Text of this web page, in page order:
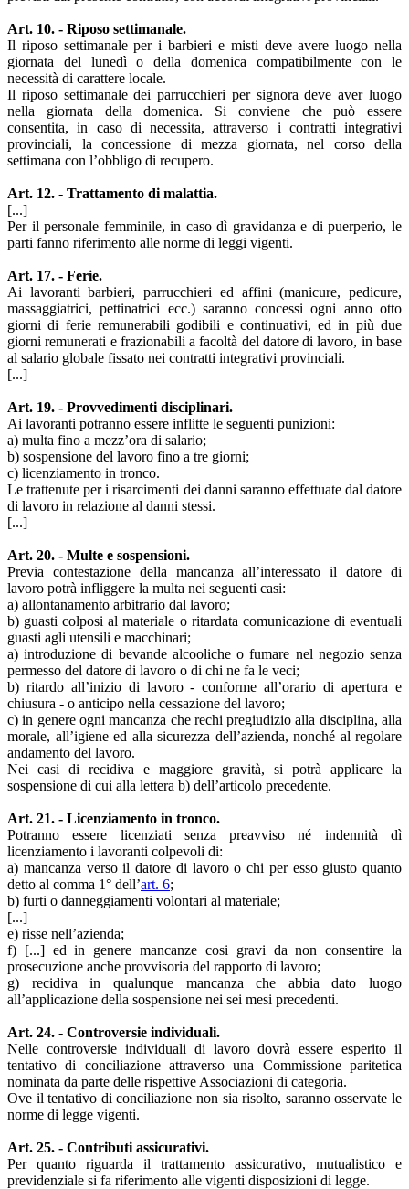
Art. 10. - Riposo settimanale.
Il riposo settimanale per i barbieri e misti deve avere luogo nella
giornata del lunedì o della domenica compatibilmente con le
necessità di carattere locale.
Il riposo settimanale dei parrucchieri per signora deve aver luogo
nella giornata della domenica. Si conviene che può essere
consentita, in caso di necessita, attraverso i contratti integrativi
provinciali, la concessione di mezza giornata, nel corso della
settimana con l’obbligo di recupero.
Art. 12. - Trattamento di malattia.
[...]
Per il personale femminile, in caso dì gravidanza e di puerperio, le
parti fanno riferimento alle norme di leggi vigenti.
Art. 17. - Ferie.
Ai lavoranti barbieri, parrucchieri ed affini (manicure, pedicure,
massaggiatrici, pettinatrici ecc.) saranno concessi ogni anno otto
giorni di ferie remunerabili godibili e continuativi, ed in più due
giorni remunerati e frazionabili a facoltà del datore di lavoro, in base
al salario globale fissato nei contratti integrativi provinciali.
[...]
Art. 19. - Provvedimenti disciplinari.
Ai lavoranti potranno essere inflitte le seguenti punizioni:
а) multa fino a mezz’ora di salario;
b) sospensione del lavoro fino a tre giorni;
c) licenziamento in tronco.
Le trattenute per i risarcimenti dei danni saranno effettuate dal datore
di lavoro in relazione al danni stessi.
[...]
Art. 20. - Multe e sospensioni.
Previa contestazione della mancanza all’interessato il datore di
lavoro potrà infliggere la multa nei seguenti casi:
a) allontanamento arbitrario dal lavoro;
b) guasti colposi al materiale o ritardata comunicazione di eventuali
guasti agli utensili e macchinari;
a) introduzione di bevande alcooliche o fumare nel negozio senza
permesso del datore di lavoro o di chi ne fa le veci;
b) ritardo all’inizio di lavoro - conforme all’orario di apertura e
chiusura - o anticipo nella cessazione del lavoro;
c) in genere ogni mancanza che rechi pregiudizio alla disciplina, alla
morale, all’igiene ed alla sicurezza dell’azienda, nonché al regolare
andamento del lavoro.
Nei casi di recidiva e maggiore gravità, si potrà applicare la
sospensione di cui alla lettera b) dell’articolo precedente.
Art. 21. - Licenziamento in tronco.
Potranno essere licenziati senza preavviso né indennità dì
licenziamento i lavoranti colpevoli di:
a) mancanza verso il datore di lavoro o chi per esso giusto quanto
detto al comma 1° dell’art. 6;
b) furti o danneggiamenti volontari al materiale;
[...]
e) risse nell’azienda;
f) [...] ed in genere mancanze cosi gravi da non consentire la
prosecuzione anche provvisoria del rapporto di lavoro;
g) recidiva in qualunque mancanza che abbia dato luogo
all’applicazione della sospensione nei sei mesi precedenti.
Art. 24. - Controversie individuali.
Nelle controversie individuali di lavoro dovrà essere esperito il
tentativo di conciliazione attraverso una Commissione paritetica
nominata da parte delle rispettive Associazioni di categoria.
Ove il tentativo di conciliazione non sia risolto, saranno osservate le
norme di legge vigenti.
Art. 25. - Contributi assicurativi.
Per quanto riguarda il trattamento assicurativo, mutualistico e
previdenziale si fa riferimento alle vigenti disposizioni di legge.